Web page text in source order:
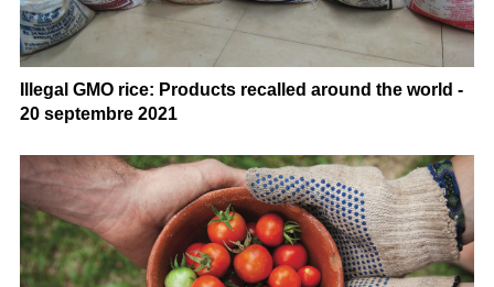
Illegal GMO rice: Products recalled around the world -
20 septembre 2021